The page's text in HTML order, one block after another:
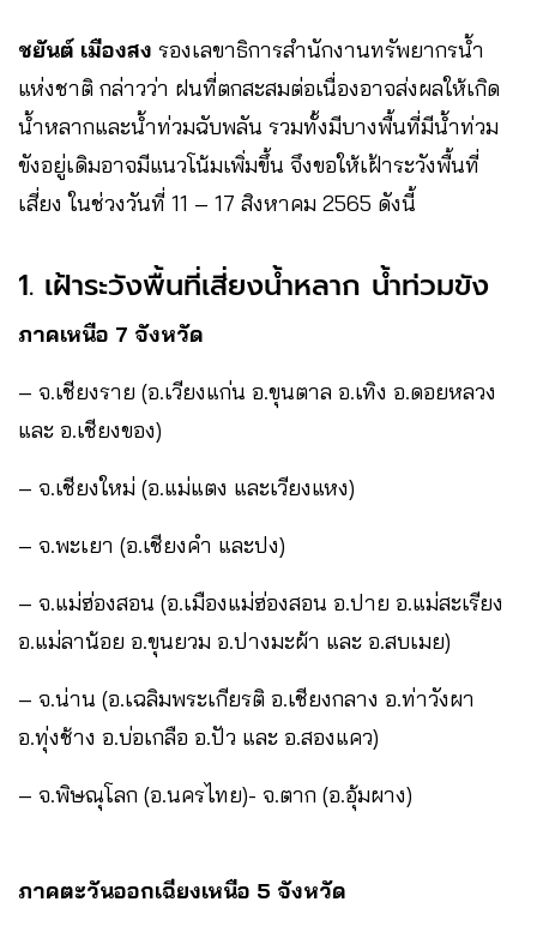
ชยันต์ เมืองสง รองเลขาธิการสำนักงานทรัพยากรน้ำ
แห่งชาติ กล่าวว่า ฝนที่ตกสะสมต่อเนื่องอาจส่งผลให้เกิด
น้ำหลากและน้ำท่วมฉับพลัน รวมทั้งมีบางพื้นที่มีน้ำท่วม
ขังอยู่เดิมอาจมีแนวโน้มเพิ่มขึ้น จึงขอให้เฝ้าระวังพื้นที่
เสี่ยง ในช่วงวันที่ 11 – 17 สิงหาคม 2565 ดังนี้
1. เฝ้าระวังพื้นที่เสี่ยงน้ำหลาก น้ำท่วมขัง
ภาคเหนือ 7 จังหวัด
– จ.เชียงราย (อ.เวียงแก่น อ.ขุนตาล อ.เทิง อ.ดอยหลวง
และ อ.เชียงของ)
– จ.เชียงใหม่ (อ.แม่แตง และเวียงแหง)
– จ.พะเยา (อ.เชียงคำ และปง)
– จ.แม่ฮ่องสอน (อ.เมืองแม่ฮ่องสอน อ.ปาย อ.แม่สะเรียง
อ.แม่ลาน้อย อ.ขุนยวม อ.ปางมะผ้า และ อ.สบเมย)
– จ.น่าน (อ.เฉลิมพระเกียรติ อ.เชียงกลาง อ.ท่าวังผา
อ.ทุ่งช้าง อ.บ่อเกลือ อ.ปัว และ อ.สองแคว)
– จ.พิษณุโลก (อ.นครไทย)- จ.ตาก (อ.อุ้มผาง)
ภาคตะวันออกเฉียงเหนือ 5 จังหวัด